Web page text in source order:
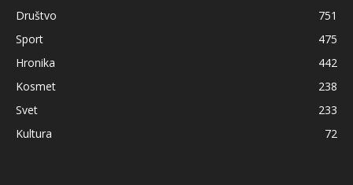
Društvo
751
Sport
475
Hronika
442
Kosmet
238
Svet
233
Kultura
72